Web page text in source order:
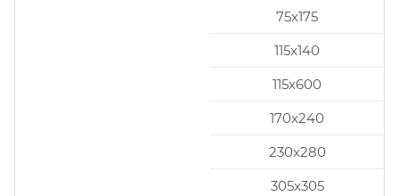
75x175
115x140
115x600
170x240
230x280
305x305